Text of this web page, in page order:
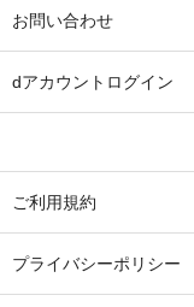
お問い合わせ
dアカウントログイン
ご利用規約
プライバシーポリシー